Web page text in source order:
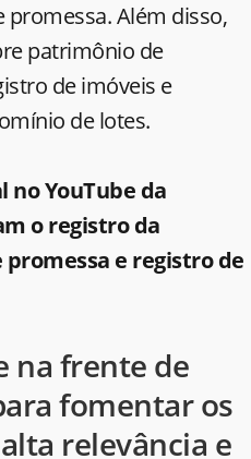
Além disso,
patrimônio de
de imóveis e
de lotes.
no YouTube da
o registro da
e registro de
na frente de
fomentar os
relevância e